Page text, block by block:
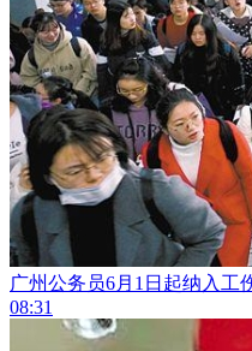
广州公务员6月1日起纳入工
08:31